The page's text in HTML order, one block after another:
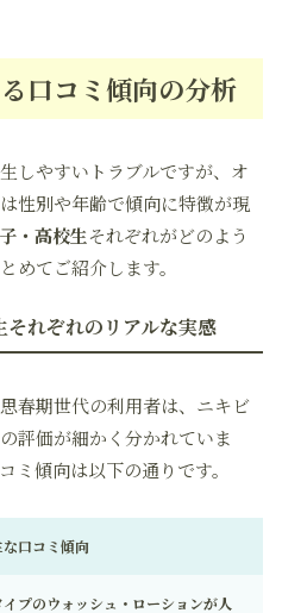
口コミ傾向の分析
しやすいトラブルですが、オ
性別や年齢で傾向に特徴が現
・高校生それぞれがどのよう
めてご紹介します。
れぞれのリアルな実感
春期世代の利用者は、ニキビ
評価が細かく分かれていま
ミ傾向は以下の通りです。
な口コミ傾向
プのウォッシュ・ローションが人